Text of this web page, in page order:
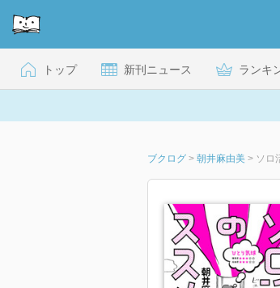
トップ 新刊ニュース ランキ
ブクログ > 朝井麻由美 > ソロ